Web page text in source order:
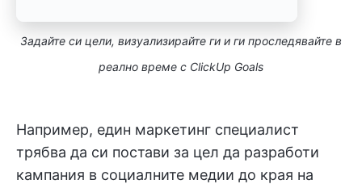
Задайте си цели, визуализирайте ги и ги проследявайте в
реално време с ClickUp Goals
Например, един маркетинг специалист
трябва да си постави за цел да разработи
кампания в социалните медии до края на